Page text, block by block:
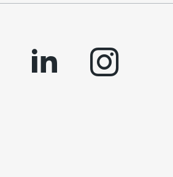
linkedin instagram